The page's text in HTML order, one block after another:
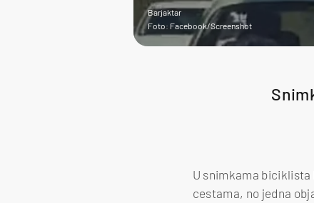
Barjaktar
Foto: Facebook/Screenshot
U snimkama
cestama, no jedna